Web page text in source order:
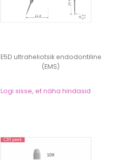
E5D ultraheliotsik endodontiline
(EMS)
Logi sisse, et näha hindasid